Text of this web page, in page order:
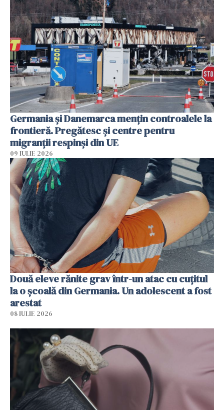
Germania și Danemarca mențin controalele la
frontieră. Pregătesc și centre pentru
migranții respinși din UE
09 IULIE 2026
Două eleve rănite grav într-un atac cu cuțitul
la o școală din Germania. Un adolescent a fost
arestat
08 IULIE 2026